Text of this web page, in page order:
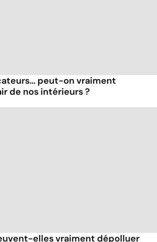
peut-on vraiment
de nos intérieurs ?
elles vraiment dépolluer